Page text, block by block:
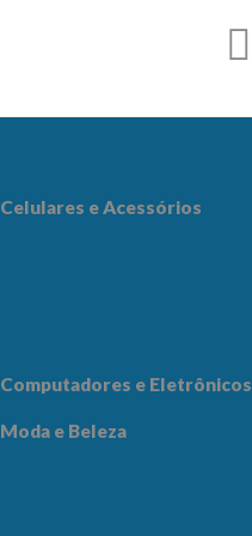
Celulares e Acessórios
Computadores e Eletrônicos
Moda e Beleza